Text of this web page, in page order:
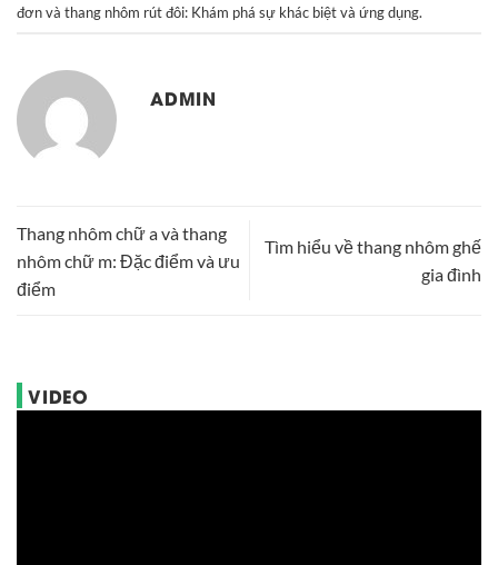
đơn và thang nhôm rút đôi: Khám phá sự khác biệt và ứng dụng.
ADMIN
Thang nhôm chữ a và thang
nhôm chữ m: Đặc điểm và ưu
điểm
Tìm hiểu về thang nhôm ghế
gia đình
VIDEO